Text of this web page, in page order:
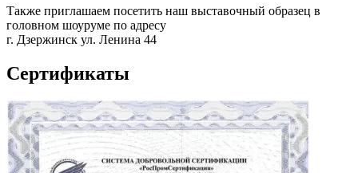
Также приглашаем посетить наш выставочный образец в
головном шоуруме по адресу
г. Дзержинск ул. Ленина 44
Сертификаты